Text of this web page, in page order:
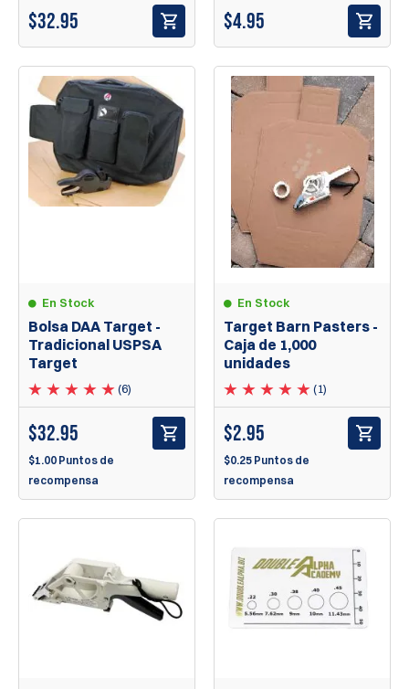
$32.95 $4.95
En Stock
Bolsa DAA Target -
Tradicional USPSA
Target
(6)
$32.95
$1.00 Puntos de
recompensa
En Stock
Target Barn Pasters -
Caja de 1,000
unidades
(1)
$2.95
$0.25 Puntos de
recompensa